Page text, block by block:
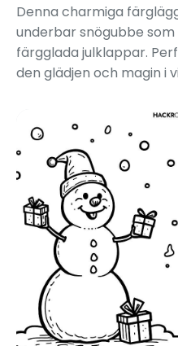
Denna charmiga
underbar snögubbe
färgglada julklappar.
den glädjen och magin i